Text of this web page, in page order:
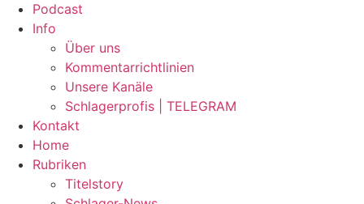
Podcast
Info
Über uns
Kommentarrichtlinien
Unsere Kanäle
Schlagerprofis | TELEGRAM
Kontakt
Home
Rubriken
Titelstory